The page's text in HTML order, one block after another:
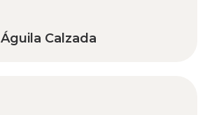
Águila Calzada